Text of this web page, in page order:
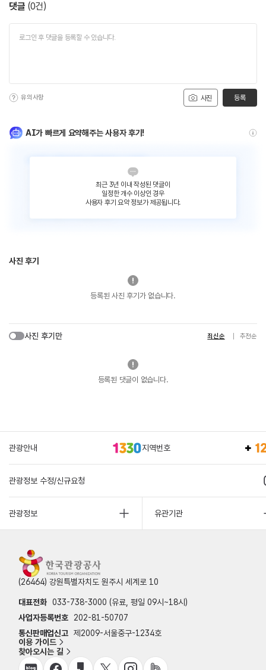
댓글 (0건)
사진
유의사항 등록
AI가 빠르게 요약해주는 사용자 후기!
최근 3년 이내 작성된 댓글이
일정한 개수 이상인 경우
사용자 후기 요약 정보가 제공됩니다.
사진 후기
등록된 사진 후기가 없습니다.
사진 후기만 최신순 추천순
등록된 댓글이 없습니다.
관광안내 지역번호
관광정보 수정/신규요청
관광정보 유관기관
(26464) 강원특별자치도 원주시 세계로 10
대표전화 033-738-3000 (유료, 평일 09시~18시)
사업자등록번호
202-81-50707
통신판매업신고 제2009-서울중구-1234호
이용 가이드
찾아오시는 길